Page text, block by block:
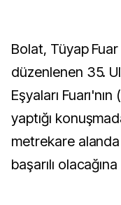
Bolat, Tüyap
düzenlenen 35.
Eşyaları
yaptığı
metrekare
başarılı